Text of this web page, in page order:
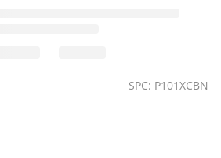
SPC: P101XCBN